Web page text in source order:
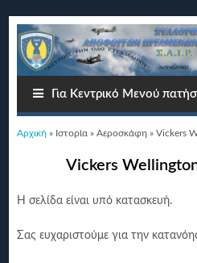
Για Κεντρικό Μενού
Είστε εδώ
Αρχική » Ιστορία »Αεροσκάφη » Vickers
Vickers
Η σελίδα είναι υπό κατασκευή.
Σας ευχαριστούμε για την